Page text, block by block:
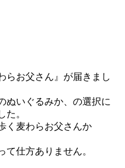
らお父さん』が届きまし
ぬいぐるみか、の選択に
た。
く麦わらお父さんか
て仕方ありません。